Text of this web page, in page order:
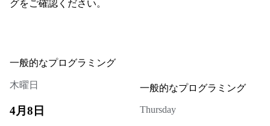
グをご確認ください。
一般的なプログラミング
木曜日
4月8日
一般的なプログラミング
Thursday